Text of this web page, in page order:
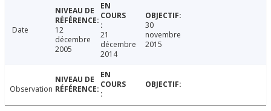
Date
12
décembre
2005
21
décembre
2014
30
novembre
2015
Observation